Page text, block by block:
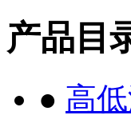
产品目
● 高